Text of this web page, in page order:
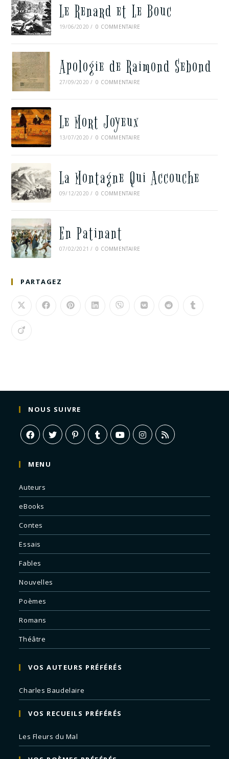
Le Renard et Le Bouc
19/06/2020 / 0 COMMENTAIRE
Apologie de Raimond Sebond
27/09/2020 / 0 COMMENTAIRE
Le Mort Joyeux
13/07/2020 / 0 COMMENTAIRE
La Montagne Qui Accouche
09/12/2020 / 0 COMMENTAIRE
En Patinant
07/02/2021 / 0 COMMENTAIRE
PARTAGEZ
NOUS SUIVRE
MENU
Auteurs
eBooks
Contes
Essais
Fables
Nouvelles
Poèmes
Romans
Théâtre
VOS AUTEURS PRÉFÉRÉS
Charles Baudelaire
VOS RECUEILS PRÉFÉRÉS
Les Fleurs du Mal